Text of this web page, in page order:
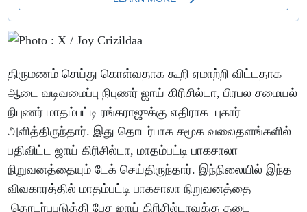
திருமணம் செய்து கொள்வதாக கூறி ஏமாற்றி விட்டதாக
ஆடை வடிவமைப்பு நிபுணர் ஜாய் கிரிசில்டா, பிரபல சமையல்
நிபுணர் மாதம்பட்டி ரங்கராஜுக்கு எதிராக புகார்
அளித்திருந்தார். இது தொடர்பாக சமூக வலைதளங்களில்
பதிவிட்ட ஜாய் கிரிசில்டா, மாதம்பட்டி பாகசாலா
நிறுவனத்தையும் டேக் செய்திருந்தார். இந்நிலையில் இந்த
விவகாரத்தில் மாதம்பட்டி பாகசாலா நிறுவனத்தை
தொடர்புபடுத்தி பேச ஜாய் கிரிசில்டாவுக்கு தடை